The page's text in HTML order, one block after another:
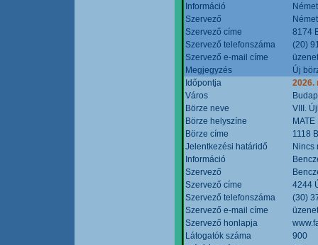
Információ
Szervező
Szervező címe
8174
Szervező telefonszáma
(20)
Szervező e-mail címe
Megjegyzés
Új
Időpontja
2026.
Város
Börze neve
VIII.
Börze helyszíne
Börze címe
1118
Jelentkezési határidő
Nincs
Információ
Szervező
Szervező címe
4244
Szervező telefonszáma
(30)
Szervező e-mail címe
Szervező honlapja
Látogatók száma
900